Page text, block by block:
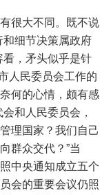
很大不同。既不说
和细节决策属政府
看，矛头似乎是针
人民委员会工作的
何的心情，颇有感
和人民委员会，
理国家？我们自己
群众交代？”当
中央通知成立五个
会的重要会议仍照